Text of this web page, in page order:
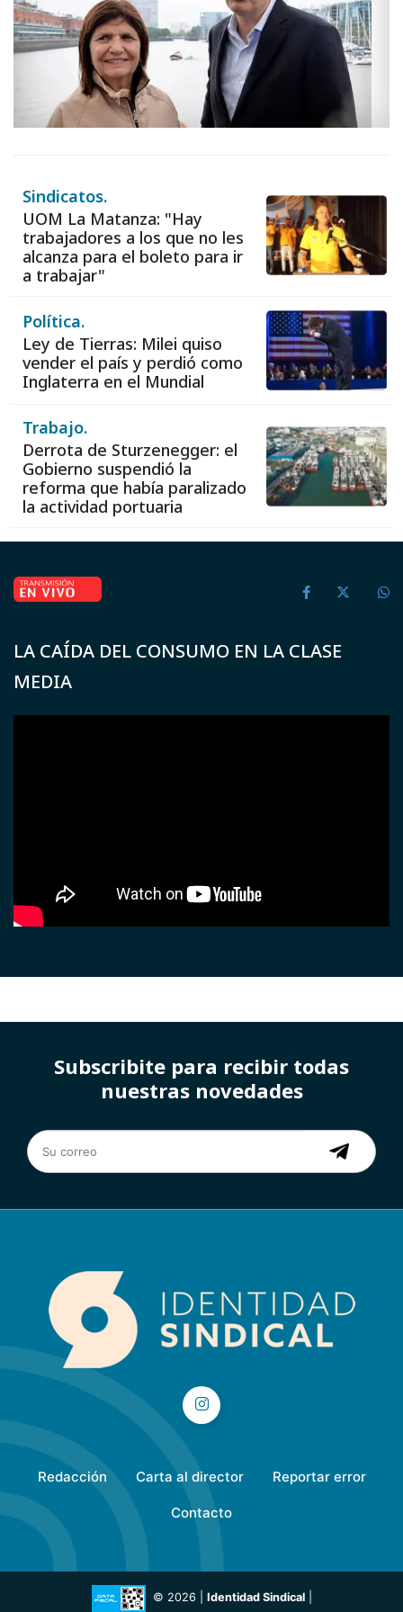
Sindicatos.
UOM La Matanza: "Hay
trabajadores a los que no les
alcanza para el boleto para ir
a trabajar"
Política.
Ley de Tierras: Milei quiso
vender el país y perdió como
Inglaterra en el Mundial
Trabajo.
Derrota de Sturzenegger: el
Gobierno suspendió la
reforma que había paralizado
la actividad portuaria
LA CAÍDA DEL CONSUMO EN LA CLASE
MEDIA
Subscribite para recibir todas
nuestras novedades
Redacción Carta al director Reportar error
Contacto
© 2026 | Identidad Sindical|